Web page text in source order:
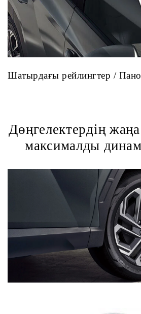
Шатырдағы рейлингтер /
Дөңгелектердің
максималды